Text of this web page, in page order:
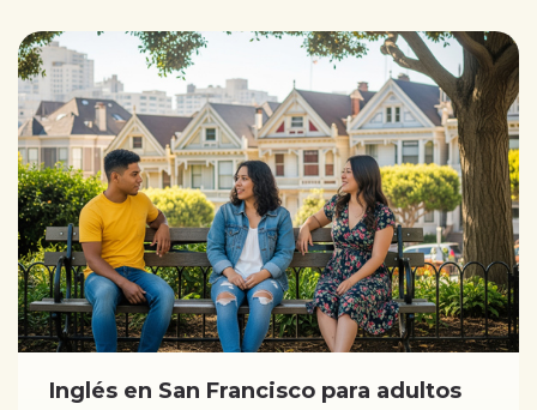
Inglés en San Francisco para adultos